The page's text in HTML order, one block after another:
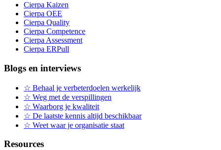
Cierpa Kaizen
Cierpa OEE
Cierpa Quality
Cierpa Competence
Cierpa Assessment
Cierpa ERPull
Blogs en interviews
☆ Behaal je verbeterdoelen werkelijk
☆ Weg met de verspillingen
☆ Waarborg je kwaliteit
☆ De laatste kennis altijd beschikbaar
☆ Weet waar je organisatie staat
Resources